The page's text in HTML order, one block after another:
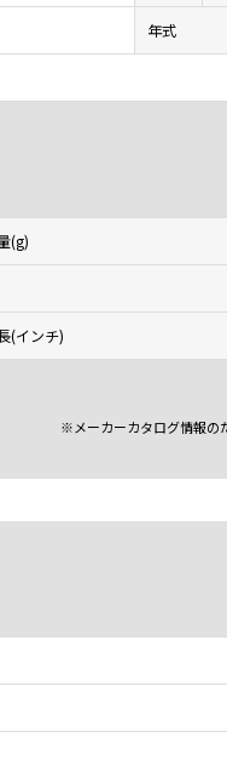
年式
(g)
(インチ)
※メーカーカタログ情報の